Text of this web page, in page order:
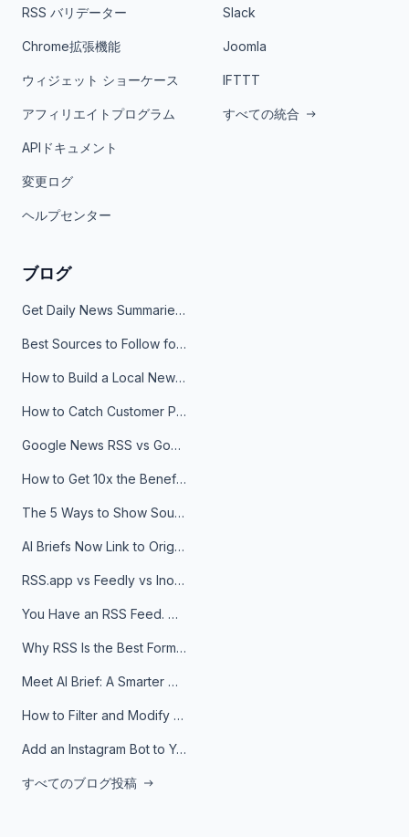
RSS バリデーター
Chrome拡張機能
ウィジェット ショーケース
アフィリエイトプログラム
APIドキュメント
変更ログ
ヘルプセンター
Slack
Joomla
IFTTT
すべての統合
ブログ
Get Daily News Summaries About Any Topic in Telegram, Discord, Slack, and Email
Best Sources to Follow for Crypto News in Your Reader (2026)
How to Build a Local News Hub That Updates Itself
How to Catch Customer Problems Before They Become Support Tickets
Google News RSS vs Google Alerts: Which Is Better for News Monitoring?
How to Get 10x the Benefits of Google Alerts
The 5 Ways to Show Sources in Your AI Brief, And When to Use Each
AI Briefs Now Link to Original Sources. Here's Why It Matters
RSS.app vs Feedly vs Inoreader: Which One Is Actually Right for You?
You Have an RSS Feed. Now What?
Why RSS Is the Best Format for AI Agents in 2026
Meet AI Brief: A Smarter Way to Stay on Top of Information
How to Filter and Modify RSS Feeds
Add an Instagram Bot to Your Telegram Channel, Group, or Topic
すべてのブログ投稿